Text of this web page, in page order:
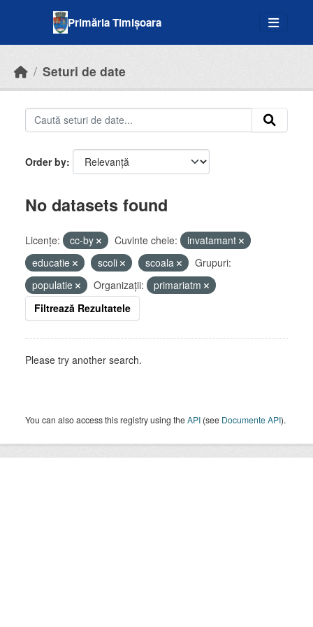
Primăria Timișoara
Seturi de date
Order by
No datasets found
Licenţe: cc-by Cuvinte cheie:
invatamant
educatie
scoli scoala
Grupuri:
populatie
Organizații:
primariatm
Filtrează Rezultatele
Please try another search.
You can also access this registry using theAPI (see Documente API).